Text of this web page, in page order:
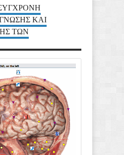
ΚΑΙ
ΤΩΝ